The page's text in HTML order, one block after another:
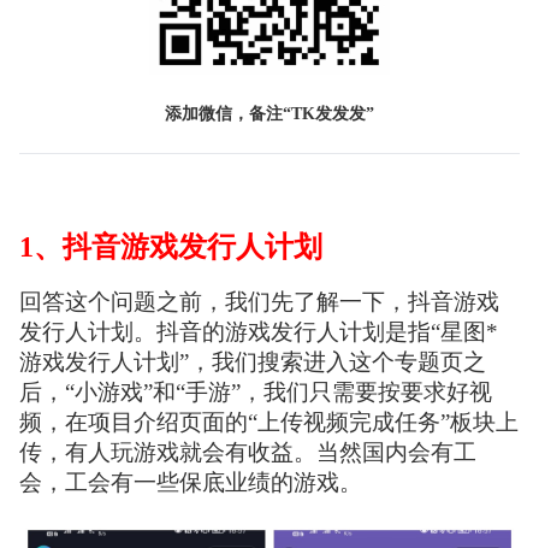
添加微信，备注“TK发发发”
1、抖音游戏发行人计划
回答这个问题之前，我们先了解一下，抖音游戏
发行人计划。抖音的游戏发行人计划是指“星图*
游戏发行人计划”，我们搜索进入这个专题页之
后，“小游戏”和“手游”，我们只需要按要求好视
频，在项目介绍页面的“上传视频完成任务”板块上
传，有人玩游戏就会有收益。当然国内会有工
会，工会有一些保底业绩的游戏。